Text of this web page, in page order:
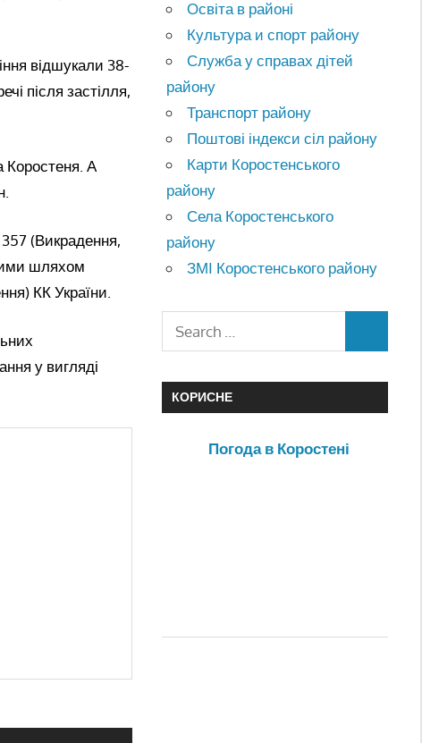
відшукали 38-
після застілля,
Коростеня. А
357 (Викрадення,
шляхом
КК України.
у вигляді
Освіта в районі
Культура и спорт району
Служба у справах дітей
району
Транспорт району
Поштові індекси сіл району
Карти Коростенського
району
Села Коростенського
району
ЗМІ Коростенського району
КОРИСНЕ
Погода в Коростені